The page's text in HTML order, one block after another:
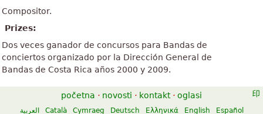
Compositor.
Prizes:
Dos veces ganador de concursos para Bandas de
conciertos organizado por la Dirección General de
Bandas de Costa Rica años 2000 y 2009.
početna · novosti · kontakt · oglasi
العربية Català Cymraeg Deutsch Ελληνικά English Español